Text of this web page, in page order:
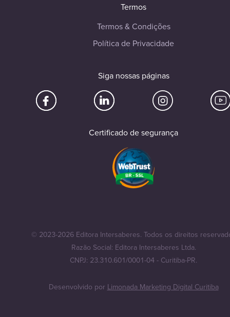
Termos
Termos & Condições
Política de Privacidade
Siga nossas páginas
Certificado de segurança
© 2023-2026 Editora Intersaberes. Todos os direitos
Razão Social: Editora Intersaberes Ltda.
CNPJ: 23.310.601/0001-04 - Curitiba-PR.
Desenvolvido por Limonada Marketing Digital Curitiba